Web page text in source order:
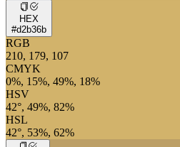
HEX
#d2b36b
RGB
210, 179, 107
CMYK
0%, 15%, 49%, 18%
HSV
42°, 49%, 82%
HSL
42°, 53%, 62%